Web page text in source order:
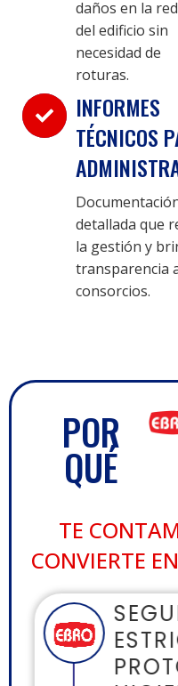
daños en la red
del edificio sin
necesidad de
roturas.
INFORMES
TÉCNICOS
detallada que
la gestión y
transparencia
consorcios.
POR
QUÉ
TE
CONVIERTE